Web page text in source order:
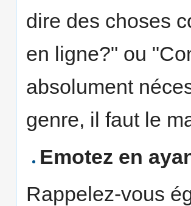
dire des choses
en ligne?" ou
absolument
genre, il faut le
Emotez en
Rappelez-vous